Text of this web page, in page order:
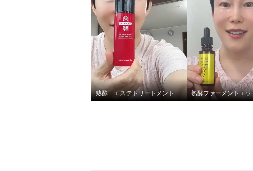
熟酵 エステトリートメント オールインワンセラム